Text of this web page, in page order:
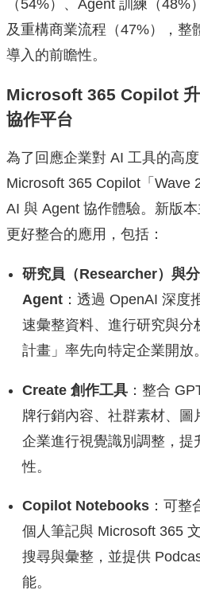
（54%）、Agent 訓練（48%
及重構商業流程（47%），整
導入的前瞻性。
Microsoft 365 Copilot
協作平台
為了回應企業對 AI 工具的高
Microsoft 365 Copilot「Wave
AI 與 Agent 協作體驗。新版本
更好整合的應用，包括：
研究員（Researcher）與
Agent ：透過 OpenAI 深度
速彙整資料、進行研究與分
計畫」率先向特定企業開放。
Create 創作工具 ：整合
牌行銷內容、社群素材、圖
企業進行視覺識別調整，提
性。
Copilot Notebooks ：可整
個人筆記與 Microsoft 365
搜尋與彙整，並提供
能。